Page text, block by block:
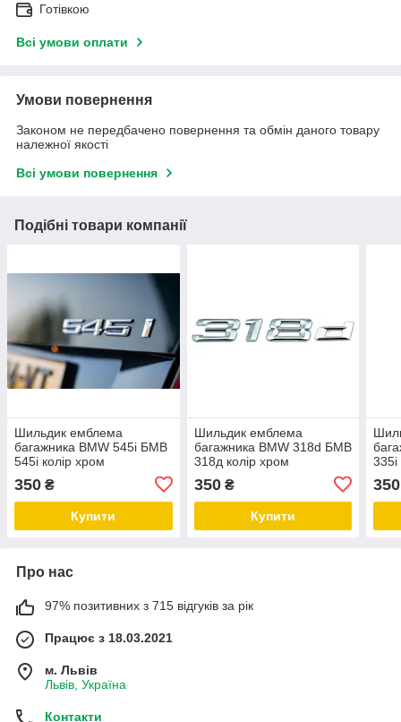
Готівкою
Всі умови оплати
Умови повернення
Законом не передбачено повернення та обмін даного товару
належної якості
Всі умови повернення
Подібні товари компанії
Шильдик емблема
багажника BMW 545i БМВ
545і колір хром
350 ₴
Купити
Шильдик емблема
багажника BMW 318d БМВ
318д колір хром
350₴
Купити
350
Про нас
97% позитивних з 715 відгуків за рік
Працює з 18.03.2021
м. Львів
Львів, Україна
Контакти